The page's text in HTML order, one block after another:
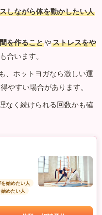
しながら体を動かしたい人
を作ることやストレスをや
合います。
、ホットヨガなら激しい運
やすい場合があります。
なく続けられる回数かも確
始めたい人
めたい人